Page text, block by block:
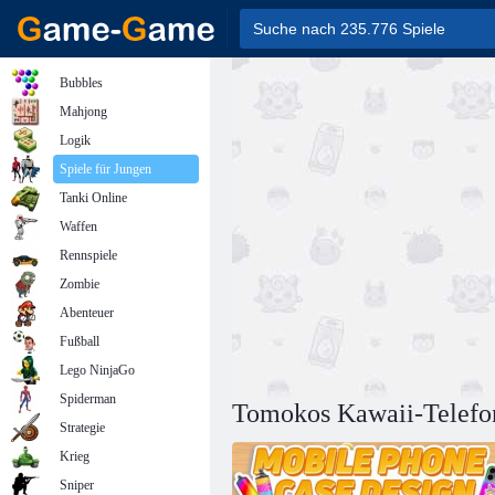
Tomokos Kawaii-
Bubbles
Mahjong
Logik
Spiele für Jungen
Tanki Online
Waffen
Rennspiele
Zombie
Abenteuer
Fußball
Lego NinjaGo
Spiderman
Strategie
Krieg
Sniper